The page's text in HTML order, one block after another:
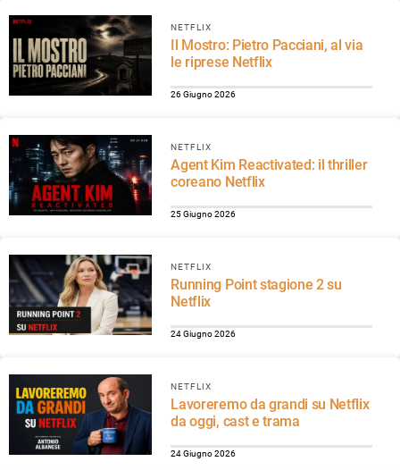
NETFLIX
Il Mostro: Pietro Pacciani, al via
le riprese Netflix
26 Giugno 2026
NETFLIX
Agent Kim Reactivated: il thriller
coreano Netflix
25 Giugno 2026
NETFLIX
Running Point stagione 2 su
Netflix
24 Giugno 2026
NETFLIX
Lavoreremo da grandi su Netflix
da oggi, cast e trama
24 Giugno 2026